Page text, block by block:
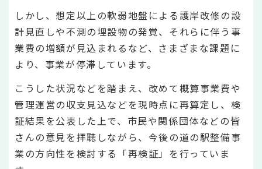
しかし、想定以上の軟弱地盤による護岸改修の設
計見直しや不測の埋設物の発覚、それらに伴う事
業費の増額が見込まれるなど、さまざまな課題に
より、事業が停滞しています。
こうした状況などを踏まえ、改めて概算事業費や
管理運営の収支見込などを現時点に再算定し、検
証結果を公表した上で、市民や関係団体などの皆
さんの意見を拝聴しながら、今後の道の駅整備事
業の方向性を検討する「再検証」を行っていま